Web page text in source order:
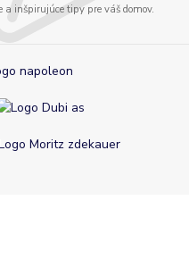
a inšpirujúce tipy pre váš domov.